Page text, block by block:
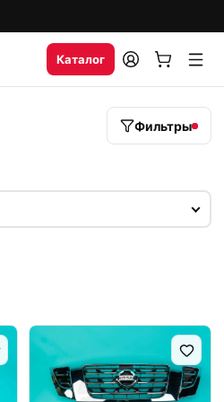
Каталог
Фильтры